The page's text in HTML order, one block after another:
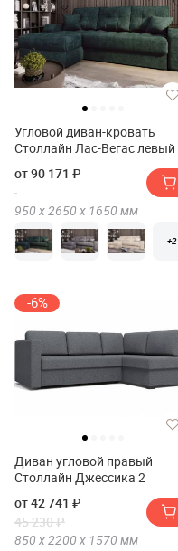
Угловой диван-кровать
Столлайн Лас-Вегас левый
от 90 171 ₽
950 х2650 х 1650 мм
+2
-6%
Диван угловой правый
Столлайн Джессика 2
от 42 741 ₽
45 230 ₽
850 х 2200 х 1570 мм